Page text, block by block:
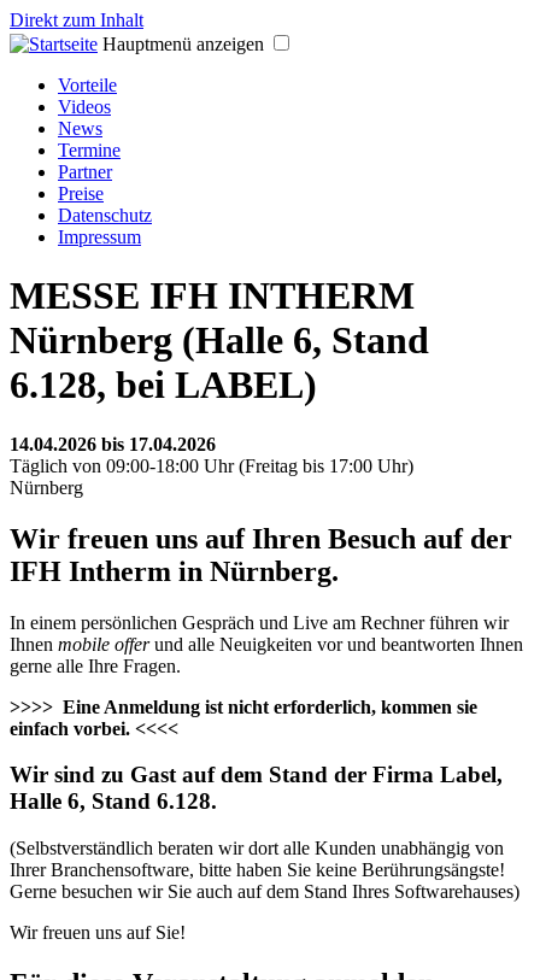
Direkt zum Inhalt
Hauptmenü anzeigen
Vorteile
Videos
News
Termine
Partner
Preise
Datenschutz
Impressum
MESSE IFH INTHERM
Nürnberg (Halle 6, Stand
6.128, bei LABEL)
14.04.2026 bis 17.04.2026
Täglich von 09:00-18:00 Uhr (Freitag bis 17:00 Uhr)
Nürnberg
Wir freuen uns auf Ihren Besuch auf der
IFH Intherm in Nürnberg.
In einem persönlichen Gespräch und Live am Rechner führen wir
Ihnen mobile offerund alle Neuigkeiten vor und beantworten Ihnen
gerne alle Ihre Fragen.
>>>> Eine Anmeldung ist nicht erforderlich, kommen sie
einfach vorbei. <<<<
Wir sind zu Gast auf dem Stand der Firma Label,
Halle 6, Stand 6.128.
(Selbstverständlich beraten wir dort alle Kunden unabhängig von
Ihrer Branchensoftware, bitte haben Sie keine Berührungsängste!
Gerne besuchen wir Sie auch auf dem Stand Ihres Softwarehauses)
Wir freuen uns auf Sie!